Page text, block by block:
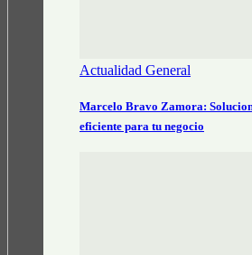
Actualidad General
Marcelo Bravo Zamora:
eficiente para tu negocio